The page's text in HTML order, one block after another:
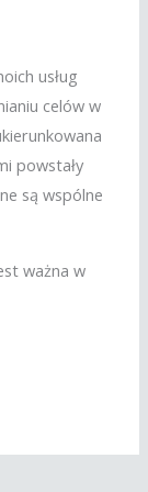
usług
celów w
powstały
są wspólne
ważna w